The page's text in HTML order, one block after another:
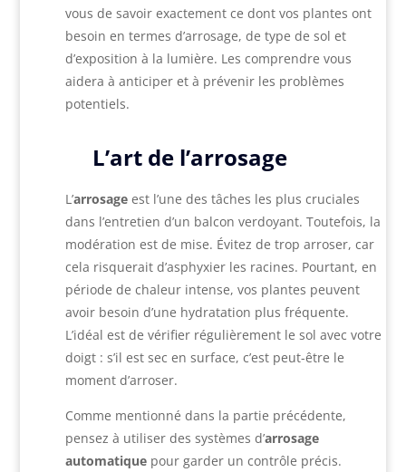
vous de savoir exactement ce dont vos plantes ont
besoin en termes d’arrosage, de type de sol et
d’exposition à la lumière. Les comprendre vous
aidera à anticiper et à prévenir les problèmes
potentiels.
L’art de l’arrosage
L’arrosage est l’une des tâches les plus cruciales
dans l’entretien d’un balcon verdoyant. Toutefois, la
modération est de mise. Évitez de trop arroser, car
cela risquerait d’asphyxier les racines. Pourtant, en
période de chaleur intense, vos plantes peuvent
avoir besoin d’une hydratation plus fréquente.
L’idéal est de vérifier régulièrement le sol avec votre
doigt : s’il est sec en surface, c’est peut-être le
moment d’arroser.
Comme mentionné dans la partie précédente,
pensez à utiliser des systèmes d’arrosage
automatique pour garder un contrôle précis.